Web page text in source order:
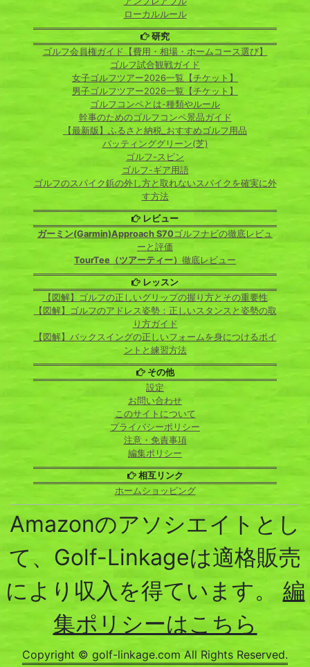
ローカルルール
研究
ゴルフ会員権ガイド【費用・相場・ホームコース選び】
ゴルフ試合観戦ガイド
女子ゴルフツアー2026一覧【チケット】
男子ゴルフツアー2026一覧【チケット】
ゴルフコンペとは-種類やルール
幹事のためのゴルフコンペ景品ガイド
【最新版】ふるさと納税_おすすめゴルフ用品
パッティンググリーン(芝)
ゴルフ-スピン
ゴルフ-ギア用語
ゴルフのスパイク鋲の外し方と取れないスパイクを確実に外
す方法
レビュー
ガーミン(Garmin)Approach S70ゴルフナビの徹底レビュ
ーと評価
TourTee（ツアーティー） 徹底レビュー
レッスン
【図解】ゴルフの正しいグリップの握り方とその重要性
【図解】ゴルフのアドレス姿勢：正しいスタンスと姿勢の取
り方ガイド
【図解】バックスイングの正しいフォームを身につけるポイ
ントと練習方法
その他
設定
お問い合わせ
このサイトについて
プライバシーポリシー
注意・免責事項
編集ポリシー
相互リンク
ホームショッピング
Amazonのアソシエイトとし
て、Golf-Linkageは適格販売
により収入を得ています。 編
集ポリシーはこちら
Copyright © golf-linkage.com All Rights Reserved.